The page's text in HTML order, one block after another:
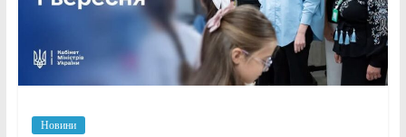
Новини